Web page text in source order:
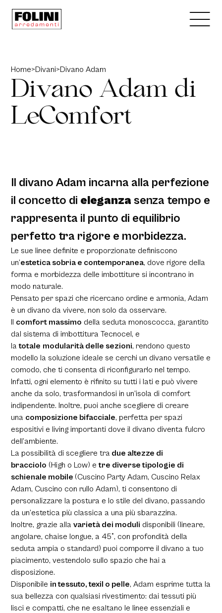
Home>Divani>Divano Adam
Divano Adam di
LeComfort
Il divano Adam incarna alla perfezione
il concetto di eleganza senza tempo e
rappresenta il punto di equilibrio
perfetto tra rigore e morbidezza.
Le sue linee definite e proporzionate definiscono
un’estetica sobria e contemporanea, dove rigore della
forma e morbidezza delle imbottiture si incontrano in
modo naturale.
Pensato per spazi che ricercano ordine e armonia, Adam
è un divano da vivere, non solo da osservare.
Il comfort massimo della seduta monoscocca, garantito
dal sistema di imbottitura Tecnocel, e
latotale modularità delle sezioni, rendono questo
modello la soluzione ideale se cerchi un divano versatile e
comodo, che ti consenta di riconfigurarlo nel tempo.
Infatti, ogni elemento è rifinito su tutti i lati e può vivere
anche da solo, trasformandosi in un’isola di comfort
indipendente. Inoltre, puoi anche scegliere di creare
una composizione bifacciale, perfetta per spazi
espositivi e living importanti dove il divano diventa fulcro
dell’ambiente.
La possibilità di scegliere tra due altezze di
bracciolo (High o Low) etre diverse tipologie di
schienale mobile (Cuscino Party Adam, Cuscino Relax
Adam, Cuscino con rullo Adam), ti consentono di
personalizzare la postura e lo stile del divano, passando
da un’estetica più classica a una più sbarazzina.
Inoltre, grazie allavarietà dei moduli disponibili (lineare,
angolare, chaise longue, a 45°, con profondità della
seduta ampia o standard) puoi comporre il divano a tuo
piacimento, vestendolo sullo spazio che hai a
disposizione.
Disponibile in tessuto, texil o pelle, Adam esprime tutta la
sua bellezza con qualsiasi rivestimento: dai tessuti più
lisci e compatti, che ne esaltano le linee essenziali e